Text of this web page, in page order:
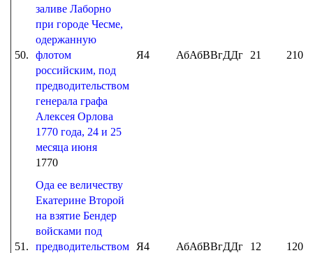
50.
заливе Лаборно
при городе Чесме,
одержанную
флотом
российским, под
предводительством
генерала графа
Алексея Орлова
1770 года, 24 и 25
месяца июня
1770
Я4 АбАбВВгДДг 21 210
51.
Ода ее величеству
Екатерине Второй
на взятие Бендер
войсками под
предводительством
Я4 АбАбВВгДДг 12 120